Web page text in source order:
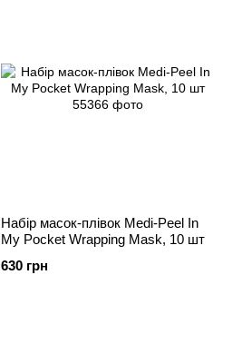
Набір масок-плівок Medi-Peel In
My Pocket Wrapping Mask, 10 шт
630 грн